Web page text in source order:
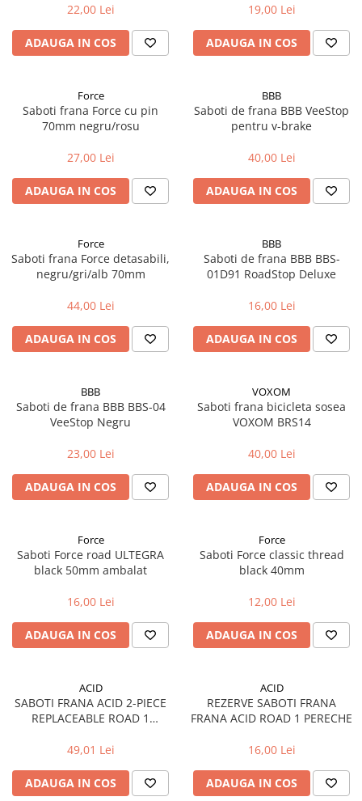
Cricuri bicicleta
Aparatori noroi bicicleta
Lumini bicicleta
Computer bicicleta
Piese biciclete
Anvelopa bicicleta
Pinioane
Lant bicicleta
Mansoane si ghidolina
Ghidoane bicicleta
Pedale bicicleta
Cuvete bicicleta
Frana bicicleta
Discuri frana bicicleta
Saboti frana bicicleta
Adaptoare frana bicicleta
Frane pe disc
Frane pe janta
Accesorii frane bicicleta
Butuci
Jante bicicleta
Fond de janta
22,00 Lei
ADAUGA IN COS
19,00 Lei
ADAUGA IN COS
Force
Saboti frana Force cu pin
70mm negru/rosu
27,00 Lei
ADAUGA IN COS
BBB
Saboti de frana BBB VeeStop
pentru v-brake
40,00 Lei
ADAUGA IN COS
Force
Saboti frana Force detasabili,
negru/gri/alb 70mm
44,00 Lei
ADAUGA IN COS
BBB
Saboti de frana BBB BBS-
01D91 RoadStop Deluxe
16,00 Lei
ADAUGA IN COS
BBB
Saboti de frana BBB BBS-04
VeeStop Negru
23,00 Lei
ADAUGA IN COS
VOXOM
Saboti frana bicicleta sosea
VOXOM BRS14
40,00 Lei
ADAUGA IN COS
Force
Saboti Force road ULTEGRA
black 50mm ambalat
16,00 Lei
ADAUGA IN COS
Force
Saboti Force classic thread
black 40mm
12,00 Lei
ADAUGA IN COS
ACID
SABOTI FRANA ACID 2-PIECE
REPLACEABLE ROAD 1
49,01 Lei
ADAUGA IN COS
ACID
REZERVE SABOTI FRANA
FRANA ACID ROAD 1 PERECHE
16,00 Lei
ADAUGA IN COS